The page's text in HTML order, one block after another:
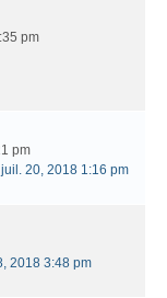
pm
pm
20, 2018 1:16 pm
2018 3:48 pm